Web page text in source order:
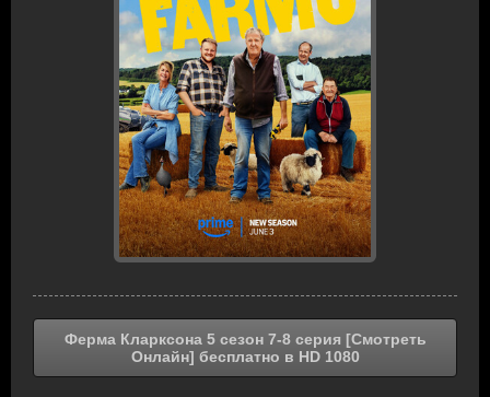
Ферма Кларксона 5 сезон 7-8 серия [Смотреть
Онлайн] бесплатно в HD 1080